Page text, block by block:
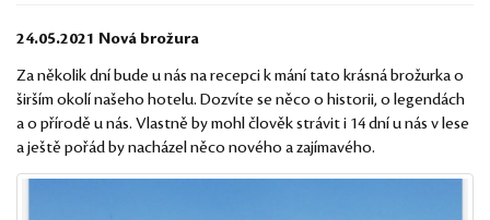
24.05.2021 Nová brožura
Za několik dní bude u nás na recepci k mání tato krásná brožurka o
širším okolí našeho hotelu. Dozvíte se něco o historii, o legendách
a o přírodě u nás. Vlastně by mohl člověk strávit i 14 dní u nás v lese
a ještě pořád by nacházel něco nového a zajímavého.